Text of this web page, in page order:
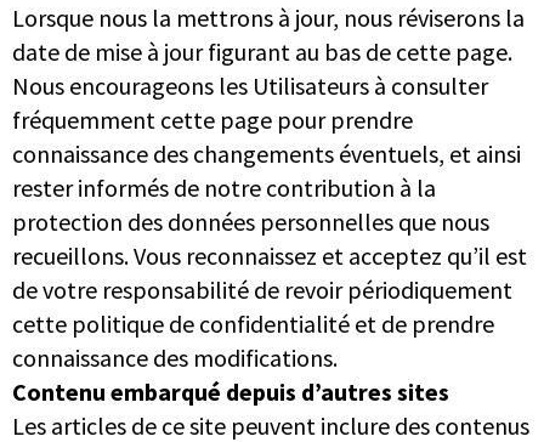
Lorsque nous la mettrons à jour, nous réviserons la
date de mise à jour figurant au bas de cette page.
Nous encourageons les Utilisateurs à consulter
fréquemment cette page pour prendre
connaissance des changements éventuels, et ainsi
rester informés de notre contribution à la
protection des données personnelles que nous
recueillons. Vous reconnaissez et acceptez qu’il est
de votre responsabilité de revoir périodiquement
cette politique de confidentialité et de prendre
connaissance des modifications.
Contenu embarqué depuis d’autres sites
Les articles de ce site peuvent inclure des contenus